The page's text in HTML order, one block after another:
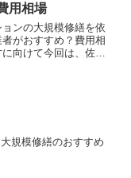
用相場
ョンの大規模修繕を依
がおすすめ？費用相
向けて今回は、佐野
規模修繕のおすすめ